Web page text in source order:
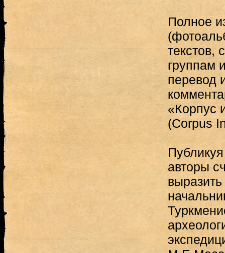
Полное
текстов,
группам
перевод
«Корпус
(Corpus
авторы